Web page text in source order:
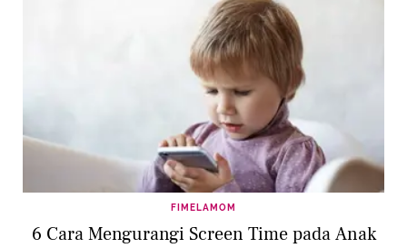
FIMELAMOM
6 Cara Mengurangi Screen Time pada Anak